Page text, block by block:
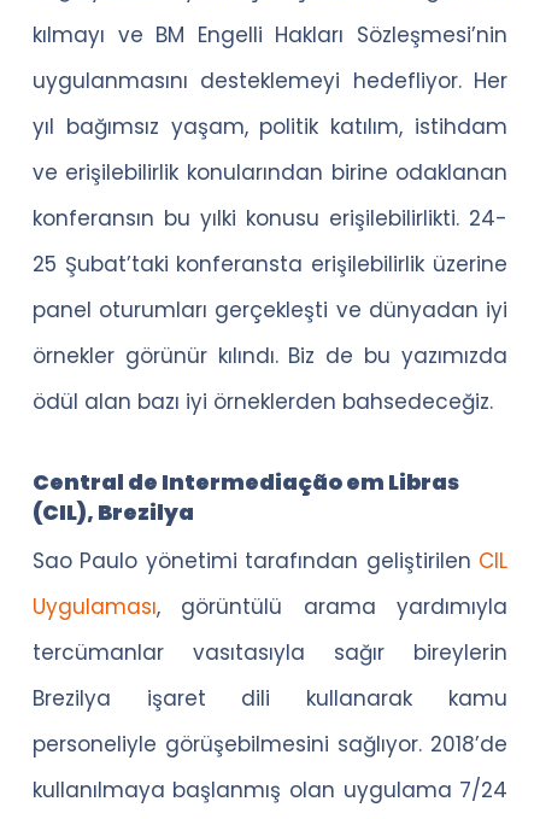
kılmayı ve BM Engelli Hakları Sözleşmesi’nin
uygulanmasını desteklemeyi hedefliyor. Her
yıl bağımsız yaşam, politik katılım, istihdam
ve erişilebilirlik konularından birine odaklanan
konferansın bu yılki konusu erişilebilirlikti. 24-
25 Şubat’taki konferansta erişilebilirlik üzerine
panel oturumları gerçekleşti ve dünyadan iyi
örnekler görünür kılındı. Biz de bu yazımızda
ödül alan bazı iyi örneklerden bahsedeceğiz.
Central de Intermediação em Libras
(CIL), Brezilya
Sao Paulo yönetimi tarafından geliştirilen CIL
Uygulaması, görüntülü arama yardımıyla
tercümanlar vasıtasıyla sağır bireylerin
Brezilya işaret dili kullanarak kamu
personeliyle görüşebilmesini sağlıyor. 2018’de
kullanılmaya başlanmış olan uygulama 7/24